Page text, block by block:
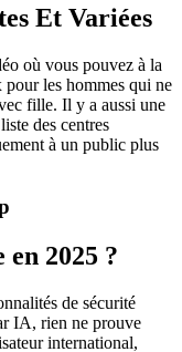
Et Variées
où vous pouvez à la
les hommes qui ne
fille. Il y a aussi une
des centres
à un public plus
2025 ?
de sécurité
IA, rien ne prouve
international,